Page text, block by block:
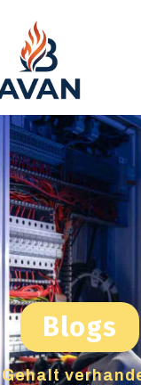
Blogs
Gehalt